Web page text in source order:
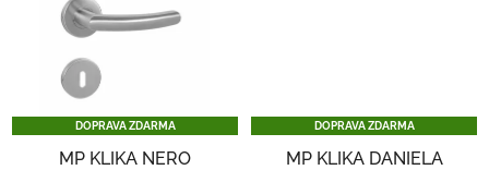
DOPRAVA ZDARMA
MP KLIKA NERO
DOPRAVA ZDARMA
MP KLIKA DANIELA